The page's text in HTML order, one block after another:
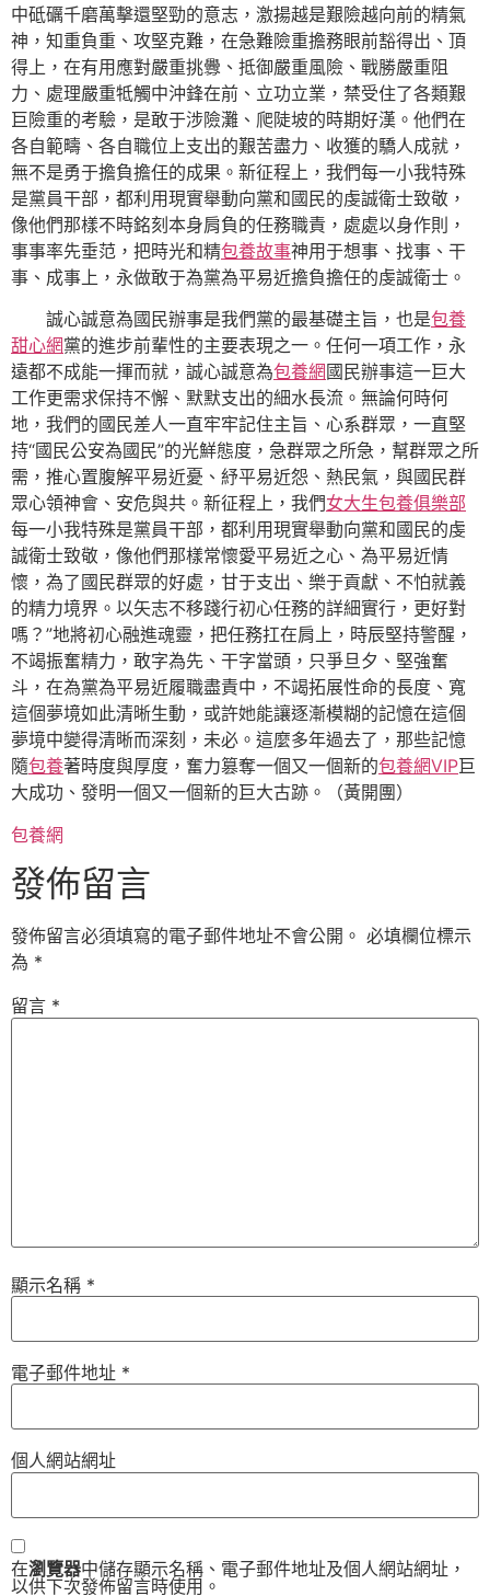
中砥礪千磨萬擊還堅勁的意志，激揚越是艱險越向前的精氣
神，知重負重、攻堅克難，在急難險重擔務眼前豁得出、頂
得上，在有用應對嚴重挑釁、抵御嚴重風險、戰勝嚴重阻
力、處理嚴重牴觸中沖鋒在前、立功立業，禁受住了各類艱
巨險重的考驗，是敢于涉險灘、爬陡坡的時期好漢。他們在
各自範疇、各自職位上支出的艱苦盡力、收獲的驕人成就，
無不是勇于擔負擔任的成果。新征程上，我們每一小我特殊
是黨員干部，都利用現實舉動向黨和國民的虔誠衛士致敬，
像他們那樣不時銘刻本身肩負的任務職責，處處以身作則，
事事率先垂范，把時光和精包養故事神用于想事、找事、干
事、成事上，永做敢于為黨為平易近擔負擔任的虔誠衛士。
誠心誠意為國民辦事是我們黨的最基礎主旨，也是包養
甜心網黨的進步前輩性的主要表現之一。任何一項工作，永
遠都不成能一揮而就，誠心誠意為包養網 國民辦事這一巨大
工作更需求保持不懈、默默支出的細水長流。無論何時何
地，我們的國民差人一直牢牢記住主旨、心系群眾，一直堅
持“國民公安為國民”的光鮮態度，急群眾之所急，幫群眾之所
需，推心置腹解平易近憂、紓平易近怨、熱民氣，與國民群
眾心領神會、安危與共。新征程上，我們女大生包養俱樂部
每一小我特殊是黨員干部，都利用現實舉動向黨和國民的虔
誠衛士致敬，像他們那樣常懷愛平易近之心、為平易近情
懷，為了國民群眾的好處，甘于支出、樂于貢獻、不怕就義
的精力境界。以矢志不移踐行初心任務的詳細實行，更好對
嗎？”地將初心融進魂靈，把任務扛在肩上，時辰堅持警醒，
不竭振奮精力，敢字為先、干字當頭，只爭旦夕、堅強奮
斗，在為黨為平易近履職盡責中，不竭拓展性命的長度、寬
這個夢境如此清晰生動，或許她能讓逐漸模糊的記憶在這個
夢境中變得清晰而深刻，未必。這麼多年過去了，那些記憶
隨包養著時度與厚度，奮力篡奪一個又一個新的包養網VIP巨
大成功、發明一個又一個新的巨大古跡。（黃開團）
包養網
發佈留言
發佈留言必須填寫的電子郵件地址不會公開。 必填欄位標示
為 *
留言 *
顯示名稱 *
電子郵件地址 *
個人網站網址
在瀏覽器中儲存顯示名稱、電子郵件地址及個人網站網址，
以供下次發佈留言時使用。